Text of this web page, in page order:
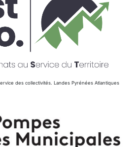
des collectivités. Landes Pyrénées Atlantiques